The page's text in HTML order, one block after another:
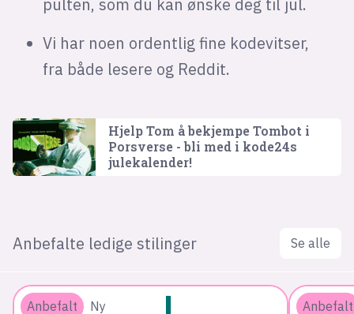
pulten, som du kan ønske deg til jul.
Vi har noen ordentlig fine kodevitser,
fra både lesere og Reddit.
Hjelp Tom å bekjempe Tombot i
Porsverse - bli med i kode24s
julekalender!
Anbefalte ledige stilinger Se alle
Anbefalt Ny Anbefalt